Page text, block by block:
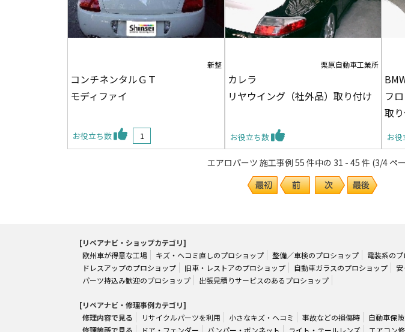
新整
コンチネンタルＧＴ
モディファイ
お役立ち数 1
栗原自動車工業所
カレラ
リヤウイング（社外品）取り付け
お役立ち数
フ
取
お
エアロパーツ 施工事例 55 件中の 31 - 45 件 (3/4 ペ
[リペアナビ・ショップカテゴリ]
欧州車が得意な工場
キズ・ヘコミ直しのプロショップ 整備／車検のプロショップ 電装系の
ドレスアップのプロショップ
旧車・レストアのプロショップ 自動車ガラスのプロショップ
パーツ持込み歓迎のプロショップ
出張見積りサービスのあるプロショップ
[リペアナビ・修理事例カテゴリ]
修理内容で見る
リサイクルパーツを利用 小さなキズ・ヘコミ 事故などの損傷時 自動車保
修理箇所で見る
ドア・フェンダー バンパー・ボンネット ライト・テールレンズ エアコン